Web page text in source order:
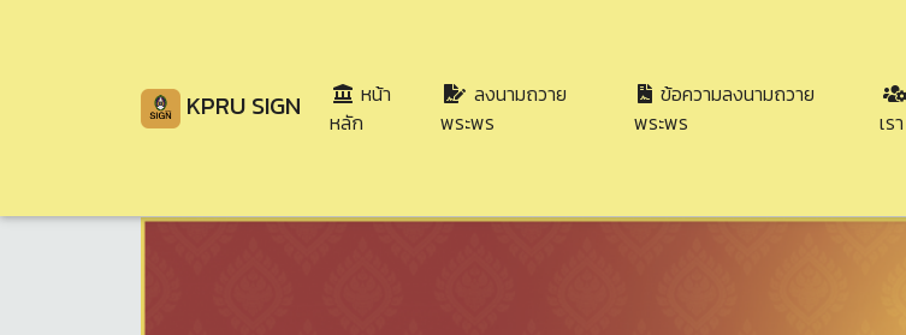
KPRU SIGN
หน้า
หลัก
ลงนามถวาย
พระพร
ข้อความลงนามถวาย
พระพร
เรา